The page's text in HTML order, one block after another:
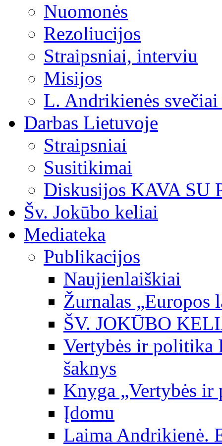
Nuomonės
Rezoliucijos
Straipsniai, interviu
Misijos
L. Andrikienės
Darbas Lietuvoje
Straipsniai
Susitikimai
Diskusijos KAVA SU
Šv. Jokūbo keliai
Mediateka
Publikacijos
Naujienlaiškiai
Žurnalas „Europos
ŠV. JOKŪBO
Vertybės ir politika
šaknys
Knyga „Vertybės
Įdomu
Laima Andrikienė.